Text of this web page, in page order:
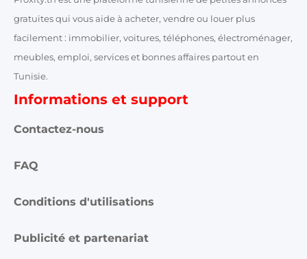
gratuites qui vous aide à acheter, vendre ou louer plus
facilement : immobilier, voitures, téléphones, électroménager,
meubles, emploi, services et bonnes affaires partout en
Tunisie.
Informations et support
Contactez-nous
FAQ
Conditions d'utilisations
Publicité et partenariat